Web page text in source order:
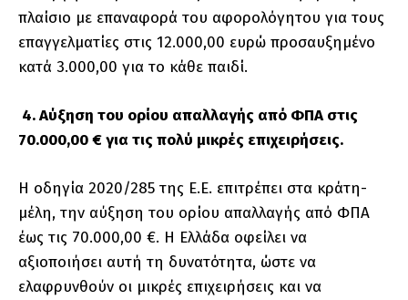
πλαίσιο με επαναφορά του αφορολόγητου για τους
επαγγελματίες στις 12.000,00 ευρώ προσαυξημένο
κατά 3.000,00 για το κάθε παιδί.
4. Αύξηση του ορίου απαλλαγής από ΦΠΑ στις
70.000,00 € για τις πολύ μικρές επιχειρήσεις.
Η οδηγία 2020/285 της Ε.Ε. επιτρέπει στα κράτη-
μέλη, την αύξηση του ορίου απαλλαγής από ΦΠΑ
έως τις 70.000,00 €. Η Ελλάδα οφείλει να
αξιοποιήσει αυτή τη δυνατότητα, ώστε να
ελαφρυνθούν οι μικρές επιχειρήσεις και να